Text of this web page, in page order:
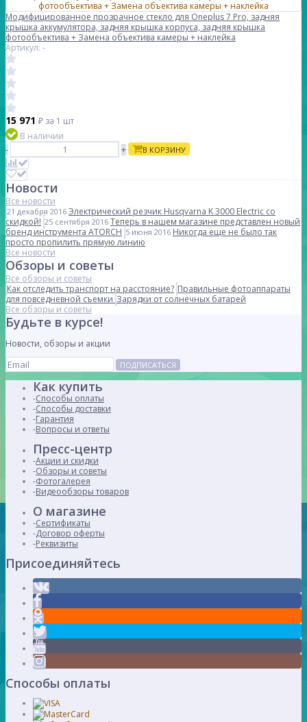
Модифицированное прозрачное стекло для Oneplus 7 Pro, задняя
крышка аккумулятора, задняя крышка корпуса, задняя крышка
фотообъектива + Замена объектива камеры + наклейка
Артикул: -
15 971 ₽ за 1 шт
В наличии
-
+ В КОРЗИНУ
Новости
Все новости
21 декабря 2016 Электрический резчик Husqvarna K 3000 Electric со
скидкой! 25 сентября 2016 Теперь в нашем магазине представлен новый
бренд инструмента ATORCH 5 июня 2016 Никогда еще не было так
просто пропилить прямую линию
Все новости
Обзоры и советы
Все обзоры и советы
Как отследить транспорт на расстояние? Правильные фотоаппараты
для повседневной съемки Зарядки от солнечных батарей
Все обзоры и советы
Будьте в курсе!
Новости, обзоры и акции
ПОДПИСАТЬСЯ
Как купить
Способы оплаты
Способы доставки
Гарантия
Вопросы и ответы
Пресс-центр
Акции и скидки
Обзоры и советы
Фотогалерея
Видеообзоры товаров
О магазине
Сертификаты
Договор оферты
Реквизиты
Присоединяйтесь
Способы оплаты